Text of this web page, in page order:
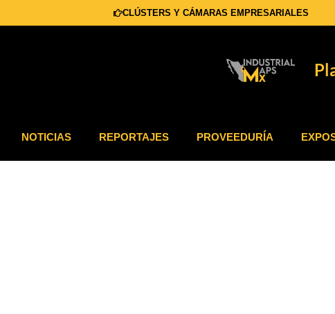
CLÚSTERS Y CÁMARAS EMPRESARIALES
NOTICIAS REPORTAJES PROVEEDURÍA